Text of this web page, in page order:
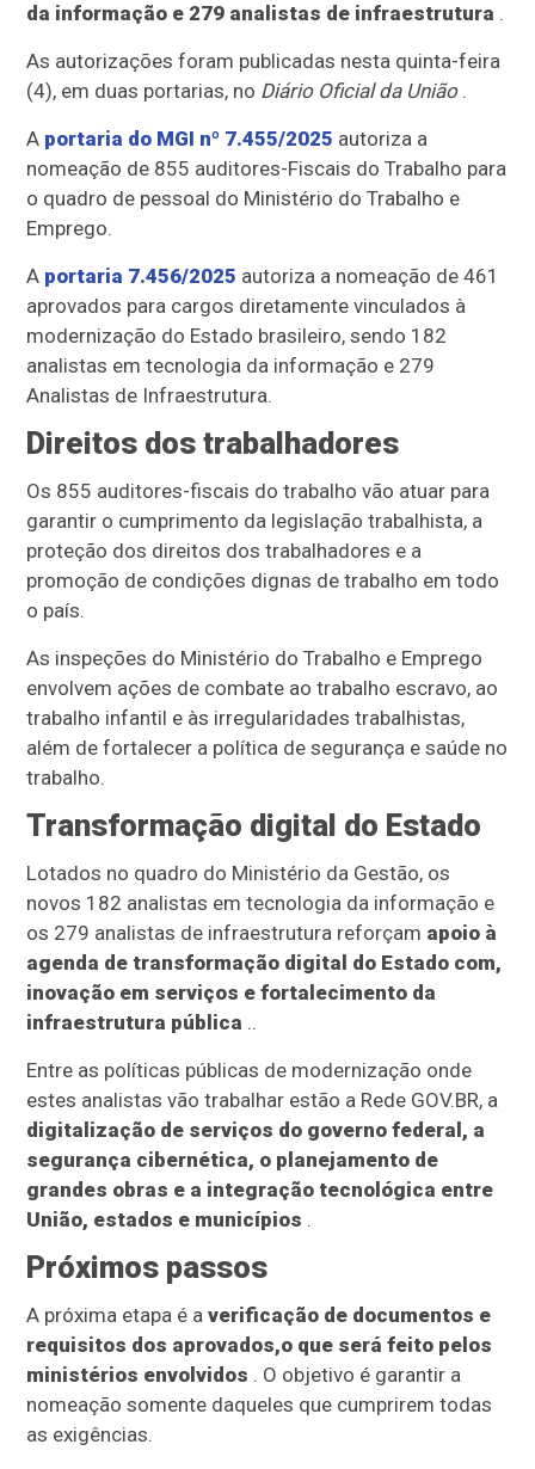
da informação e 279 analistas de infraestrutura .
As autorizações foram publicadas nesta quinta-feira
(4), em duas portarias, no Diário Oficial da União.
A portaria do MGI nº 7.455/2025 autoriza a
nomeação de 855 auditores-Fiscais do Trabalho para
o quadro de pessoal do Ministério do Trabalho e
Emprego.
A portaria 7.456/2025 autoriza a nomeação de 461
aprovados para cargos diretamente vinculados à
modernização do Estado brasileiro, sendo 182
analistas em tecnologia da informação e 279
Analistas de Infraestrutura.
Direitos dos trabalhadores
Os 855 auditores-fiscais do trabalho vão atuar para
garantir o cumprimento da legislação trabalhista, a
proteção dos direitos dos trabalhadores e a
promoção de condições dignas de trabalho em todo
o país.
As inspeções do Ministério do Trabalho e Emprego
envolvem ações de combate ao trabalho escravo, ao
trabalho infantil e às irregularidades trabalhistas,
além de fortalecer a política de segurança e saúde no
trabalho.
Transformação digital do Estado
Lotados no quadro do Ministério da Gestão, os
novos 182 analistas em tecnologia da informação e
os 279 analistas de infraestrutura reforçam apoio à
agenda de transformação digital do Estado com,
inovação em serviços e fortalecimento da
infraestrutura pública ..
Entre as políticas públicas de modernização onde
estes analistas vão trabalhar estão a Rede GOV.BR, a
digitalização de serviços do governo federal, a
segurança cibernética, o planejamento de
grandes obras e a integração tecnológica entre
União, estados e municípios .
Próximos passos
A próxima etapa é averificação de documentos e
requisitos dos aprovados,o que será feito pelos
ministérios envolvidos . O objetivo é garantir a
nomeação somente daqueles que cumprirem todas
as exigências.